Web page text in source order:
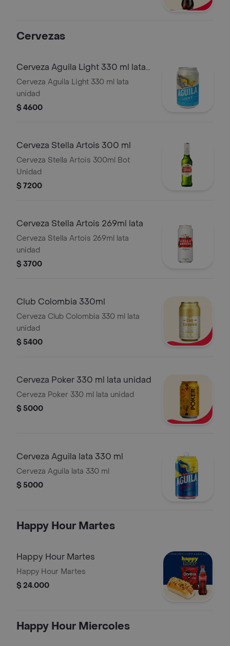
Cervezas
Cerveza Aguila Light 330 ml lata
unidad
Cerveza Aguila Light 330 ml lata
unidad
$ 4600
Cerveza Stella Artois 300 ml
Cerveza Stella Artois 300ml Bot
Unidad
$ 7200
Cerveza Stella Artois 269ml lata
Cerveza Stella Artois 269ml lata
unidad
$ 3700
Club Colombia 330ml
Cerveza Club Colombia 330 ml lata
unidad
$ 5400
Cerveza Poker 330 ml lata unidad
Cerveza Poker 330 ml lata unidad
$ 5000
Cerveza Aguila lata 330 ml
Cerveza Aguila lata 330 ml
$ 5000
Happy Hour Martes
Happy Hour Martes
Happy Hour Martes
$ 24.000
Happy Hour Miercoles